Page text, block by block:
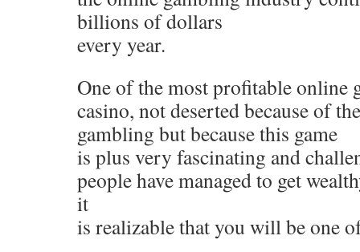
billions of dollars
every year.
One of the most profitable online
casino, not deserted because of
gambling but because this game
is plus very fascinating and
people have managed to get
it
is realizable that you will be one